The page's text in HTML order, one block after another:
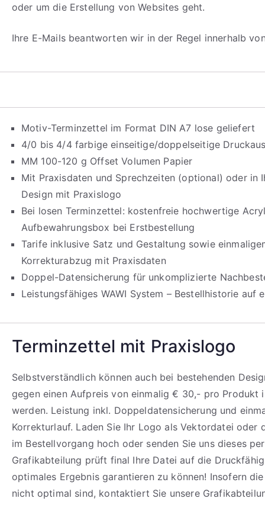
oder um die Erstellung von Websites geht.
Ihre E-Mails beantworten wir in der Regel innerhalb
Motiv-Terminzettel im Format DIN A7 lose geliefert
4/0 bis 4/4 farbige einseitige/doppelseitige
MM 100-120 g Offset Volumen Papier
Mit Praxisdaten und Sprechzeiten (optional) oder in
Design mit Praxislogo
Bei losen Terminzettel: kostenfreie hochwertige
Aufbewahrungsbox bei Erstbestellung
Tarife inklusive Satz und Gestaltung sowie
Korrekturabzug mit Praxisdaten
Doppel-Datensicherung für unkomplizierte
Leistungsfähiges WAWI System – Bestellhistorie auf
Terminzettel mit Praxislogo
Selbstverständlich können auch bei bestehenden
gegen einen Aufpreis von einmalig € 30,- pro Produkt
werden. Leistung inkl. Doppeldatensicherung und
Korrekturlauf. Laden Sie Ihr Logo als Vektordatei oder
im Bestellvorgang hoch oder senden Sie uns dieses
Grafikabteilung prüft final Ihre Datei auf die
optimales Ergebnis garantieren zu können! Insofern
nicht optimal sind, kontaktiert Sie unsere